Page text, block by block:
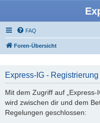
FAQ
Foren-Übersicht
Express-IG - Registrierung
Mit dem Zugriff auf „Express-
wird zwischen dir und dem
Regelungen geschlossen: